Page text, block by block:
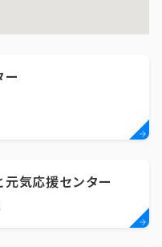
ー
気応援センター